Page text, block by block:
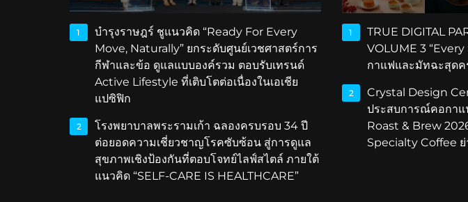
1
บำรุงราษฎร์ ชูแนวคิด “Ready For Every
Move, Naturally” ยกระดับศูนย์เวชศาสตร์การ
กีฬาและข้อ ดูแลแบบองค์รวม ตอบรับเทรนด์
Active Lifestyle ที่เติบโตต่อเนื่องในเอเชีย
แปซิฟิก
2
โรงพยาบาลพระรามเก้า ฉลองครบรอบ 34 ปี
ต่อยอดความเชี่ยวชาญโรคซับซ้อน สู่การดูแล
สุขภาพเชิงป้องกันที่ตอบโจทย์ไลฟ์สไตล์ ภายใต้
แนวคิด “SELF-CARE IS HEALTHCARE”
1
TRUE DIGITAL
VOLUME 3
กาแฟและมัทฉะสุดค
2
Crystal Design
ประสบการณ์คอกาแ
Roast & Brew
Specialty Coffee